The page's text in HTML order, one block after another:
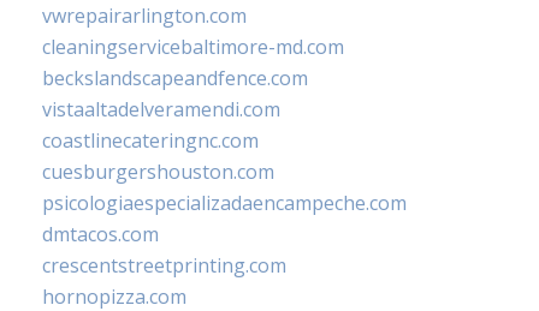
vwrepairarlington.com
cleaningservicebaltimore-md.com
beckslandscapeandfence.com
vistaaltadelveramendi.com
coastlinecateringnc.com
cuesburgershouston.com
psicologiaespecializadaencampeche.com
dmtacos.com
crescentstreetprinting.com
hornopizza.com